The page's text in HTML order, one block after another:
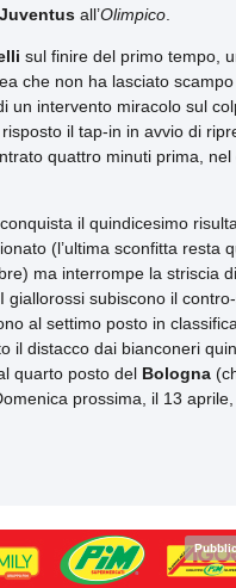
Juventus all’Olimpico
sul finire del primo tempo,
che non ha lasciato scampo
un intervento miracolo sul
il tap-in in avvio di
quattro minuti prima, nel
conquista il quindicesimo
(l’ultima sconfitta resta
ma interrompe la striscia
giallorossi subiscono il
al settimo posto in
il distacco dai bianconeri
quarto posto del Bologna
prossima, il 13 aprile,